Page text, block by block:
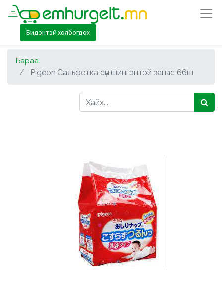
Бидэнтэй холбогдох
Бараа
Pigeon Сальфетка сүүн шингэнтэй запас 66ш